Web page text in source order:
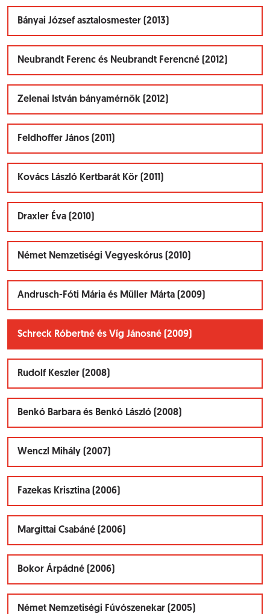
Bányai József asztalosmester (2013)
Neubrandt Ferenc és Neubrandt Ferencné (2012)
Zelenai István bányamérnök (2012)
Feldhoffer János (2011)
Kovács László Kertbarát Kör (2011)
Draxler Éva (2010)
Német Nemzetiségi Vegyeskórus (2010)
Andrusch-Fóti Mária és Müller Márta (2009)
Schreck Róbertné és Víg Jánosné (2009)
Rudolf Keszler (2008)
Benkó Barbara és Benkó László (2008)
Wenczl Mihály (2007)
Fazekas Krisztina (2006)
Margittai Csabáné (2006)
Bokor Árpádné (2006)
Német Nemzetiségi Fúvószenekar (2005)